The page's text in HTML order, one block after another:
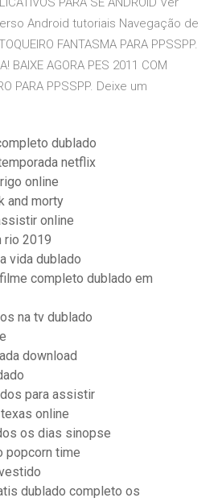
Android tutoriais Navegação de
FANTASMA PARA PPSSPP.
BAIXE AGORA PES 2011 COM
PARA PPSSPP. Deixe um
dublado
netflix
online
and morty
online
rio 2019
vida dublado
completo dublado em
na tv dublado
download
para assistir
online
os dias sinopse
popcorn time
dublado completo os